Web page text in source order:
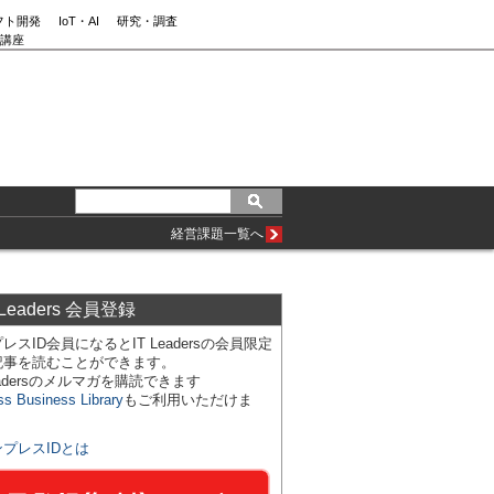
ト開発 IoT・AI
研究・調査
座
経営課題一覧へ
会員登録
スID会員になるとIT Leadersの会員限定
を読むことができます。
のメルマガを購読できます
Business Libraryもご利用いただけま
プレスIDとは